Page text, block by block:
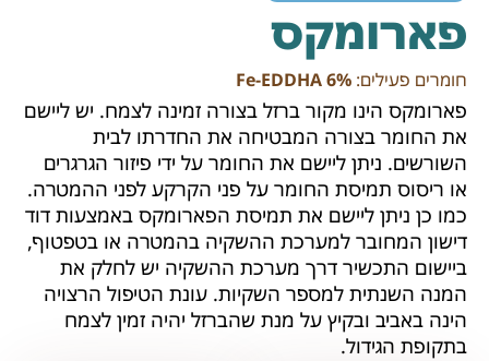
פארומקס
חומרים פעילים: Fe-EDDHA 6%
פארומקס הינו מקור ברזל בצורה זמינה לצמח. יש ליישם
את החומר בצורה המבטיחה את החדרתו לבית
השורשים. ניתן ליישם את החומר על ידי פיזור הגרגרים
או ריסוס תמיסת החומר על פני הקרקע לפני ההמטרה.
כמו כן ניתן ליישם את תמיסת הפארומקס באמצעות דוד
דישון המחובר למערכת ההשקיה בהמטרה או בטפטוף,
ביישום התכשיר דרך מערכת ההשקיה יש לחלק את
המנה השנתית למספר השקיות. עונת הטיפול הרצויה
הינה באביב ובקיץ על מנת שהברזל יהיה זמין לצמח
בתקופת הגידול.